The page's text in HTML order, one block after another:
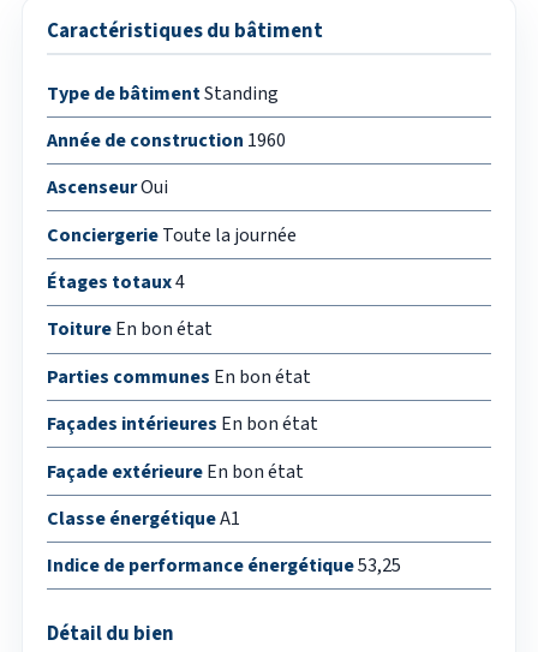
Caractéristiques du bâtiment
Type de bâtimentStanding
Année de construction 1960
AscenseurOui
ConciergerieToute la journée
Étages totaux4
ToitureEn bon état
Parties communes En bon état
Façades intérieures En bon état
Façade extérieureEn bon état
Classe énergétiqueA1
Indice de performance énergétique53,25
Détail du bien